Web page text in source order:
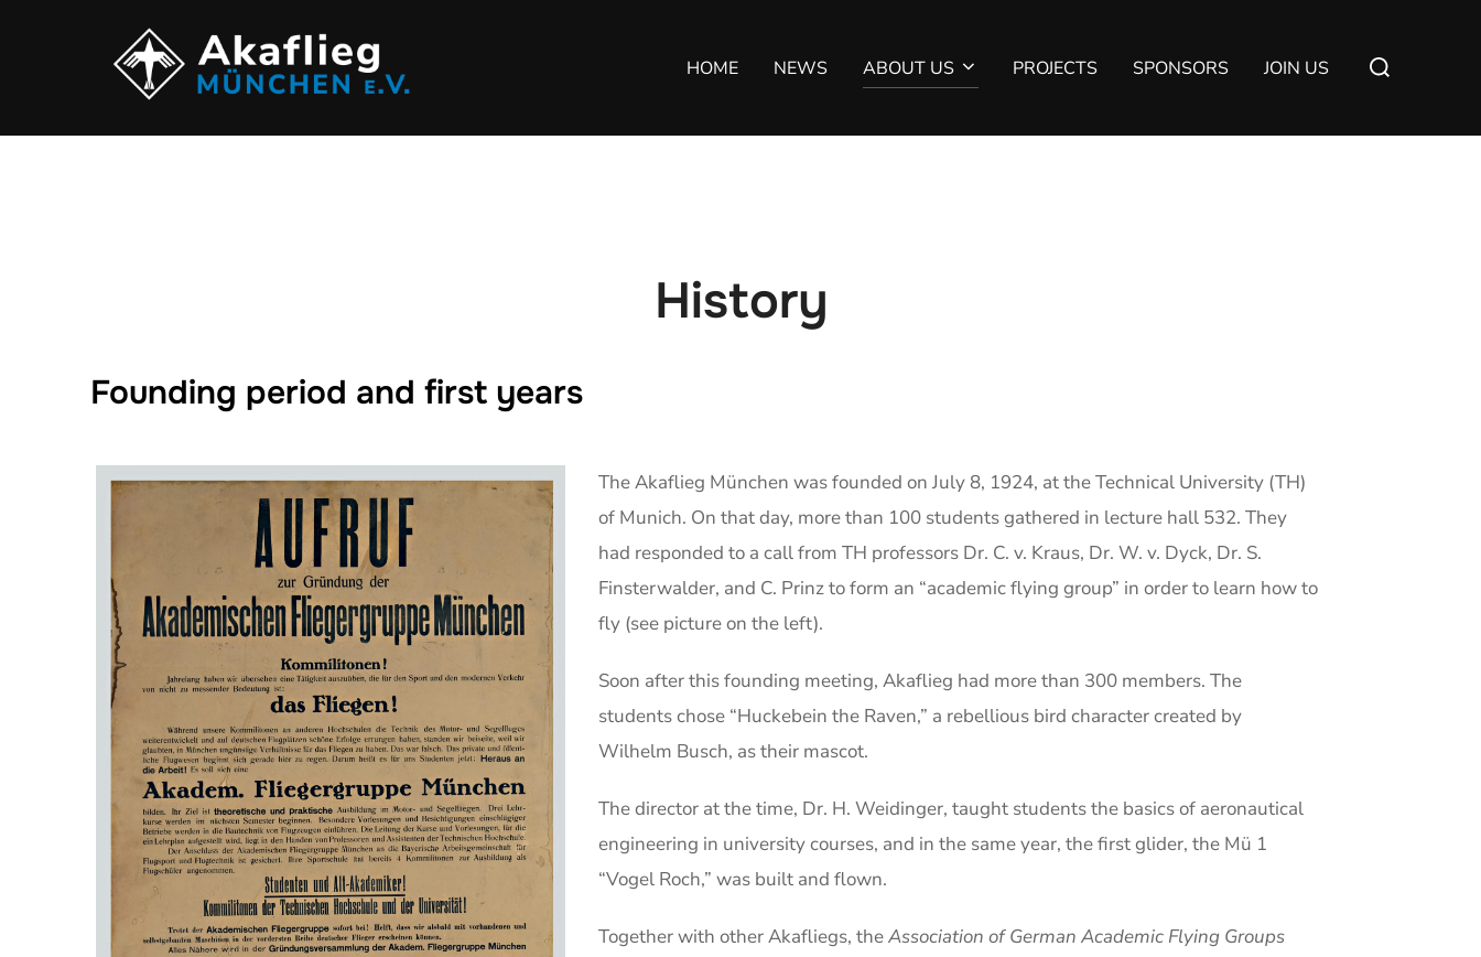
HOME NEWS ABOUT US PROJECTS SPONSORS JOIN US
History
Founding period and first years
The Akaflieg München was founded on July 8, 1924, at the Technical University (TH)
of Munich. On that day, more than 100 students gathered in lecture hall 532. They
had responded to a call from TH professors Dr. C. v. Kraus, Dr. W. v. Dyck, Dr. S.
Finsterwalder, and C. Prinz to form an “academic flying group” in order to learn how to
fly (see picture on the left).
Soon after this founding meeting, Akaflieg had more than 300 members. The
students chose “Huckebein the Raven,” a rebellious bird character created by
Wilhelm Busch, as their mascot.
The director at the time, Dr. H. Weidinger, taught students the basics of aeronautical
engineering in university courses, and in the same year, the first glider, the Mü 1
“Vogel Roch,” was built and flown.
Together with other Akafliegs, theAssociation of German Academic Flying Groups